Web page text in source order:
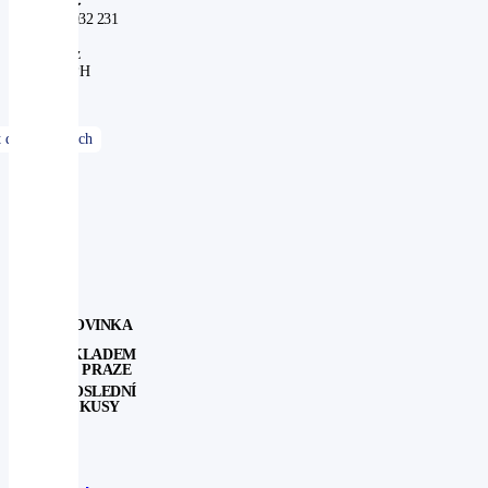
1 032 231
bez
DPH
NOVINKA
SKLADEM
V PRAZE
POSLEDNÍ
KUSY